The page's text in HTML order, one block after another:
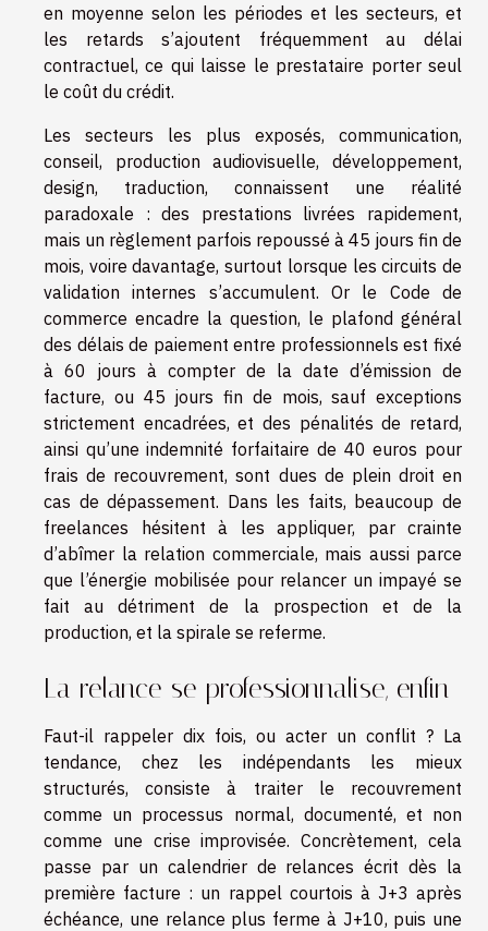
en moyenne selon les périodes et les secteurs, et
les retards s’ajoutent fréquemment au délai
contractuel, ce qui laisse le prestataire porter seul
le coût du crédit.
Les secteurs les plus exposés, communication,
conseil, production audiovisuelle, développement,
design, traduction, connaissent une réalité
paradoxale : des prestations livrées rapidement,
mais un règlement parfois repoussé à 45 jours fin de
mois, voire davantage, surtout lorsque les circuits de
validation internes s’accumulent. Or le Code de
commerce encadre la question, le plafond général
des délais de paiement entre professionnels est fixé
à 60 jours à compter de la date d’émission de
facture, ou 45 jours fin de mois, sauf exceptions
strictement encadrées, et des pénalités de retard,
ainsi qu’une indemnité forfaitaire de 40 euros pour
frais de recouvrement, sont dues de plein droit en
cas de dépassement. Dans les faits, beaucoup de
freelances hésitent à les appliquer, par crainte
d’abîmer la relation commerciale, mais aussi parce
que l’énergie mobilisée pour relancer un impayé se
fait au détriment de la prospection et de la
production, et la spirale se referme.
La relance se professionnalise, enfin
Faut-il rappeler dix fois, ou acter un conflit ? La
tendance, chez les indépendants les mieux
structurés, consiste à traiter le recouvrement
comme un processus normal, documenté, et non
comme une crise improvisée. Concrètement, cela
passe par un calendrier de relances écrit dès la
première facture : un rappel courtois à J+3 après
échéance, une relance plus ferme à J+10, puis une